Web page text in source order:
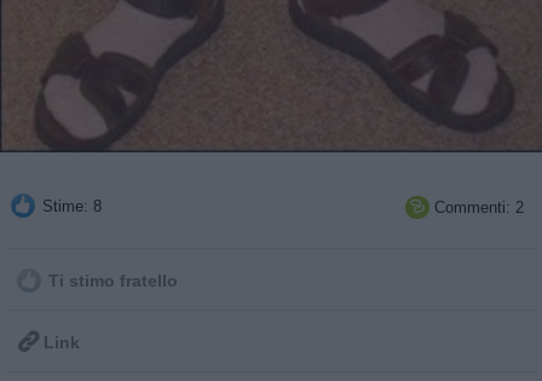
Stime: 8  Commenti: 2
Ti stimo fratello
 Link